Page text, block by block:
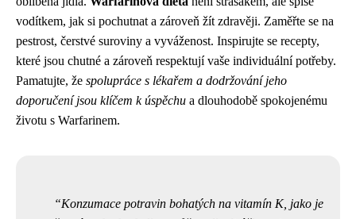
vodítkem, jak si pochutnat a zároveň žít zdravěji. Zaměřte se na
pestrost, čerstvé suroviny a vyváženost. Inspirujte se recepty,
které jsou chutné a zároveň respektují vaše individuální potřeby.
Pamatujte, že spolupráce s lékařem a dodržování jeho
doporučení jsou klíčem k úspěchu a dlouhodobě spokojenému
životu s Warfarinem.
Konzumace potravin bohatých na vitamín K, jako je